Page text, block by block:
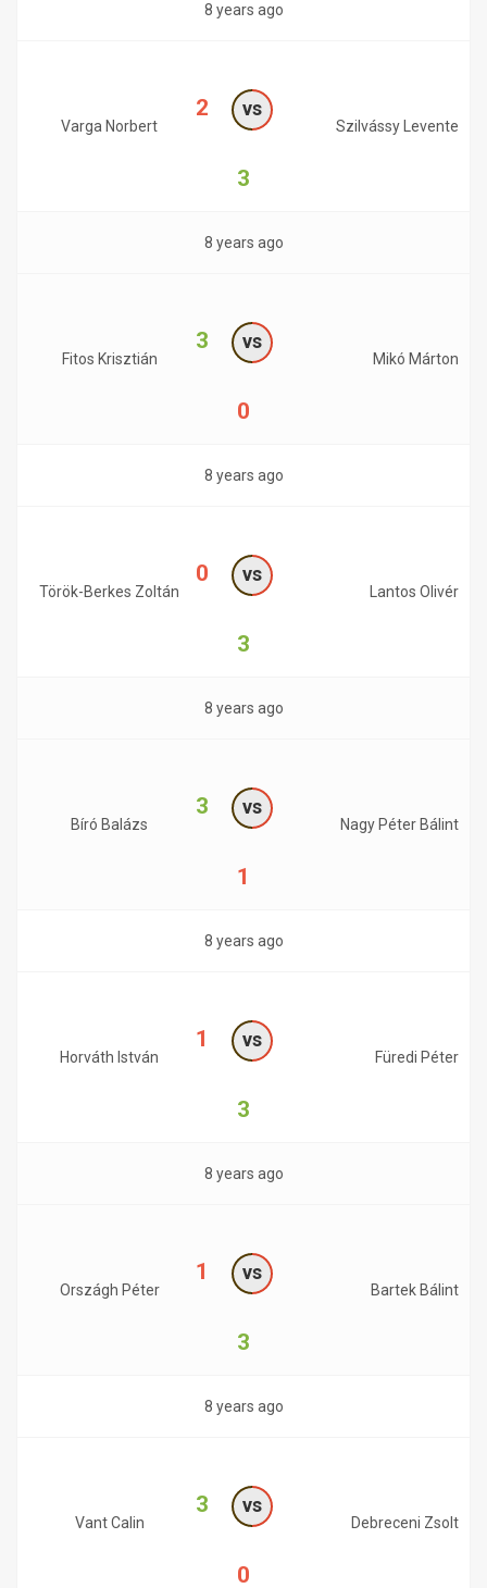
8 years ago
Varga Norbert
2 vs
3
Szilvássy Levente
8 years ago
Fitos Krisztián
3 vs
0
Mikó Márton
8 years ago
Török-Berkes Zoltán
0 vs
3
Lantos Olivér
8 years ago
Bíró Balázs
3 vs
1
Nagy Péter Bálint
8 years ago
Horváth István
1 vs
3
Füredi Péter
8 years ago
Országh Péter
1 vs
3
Bartek Bálint
8 years ago
Vant Calin
3 vs
0
Debreceni Zsolt